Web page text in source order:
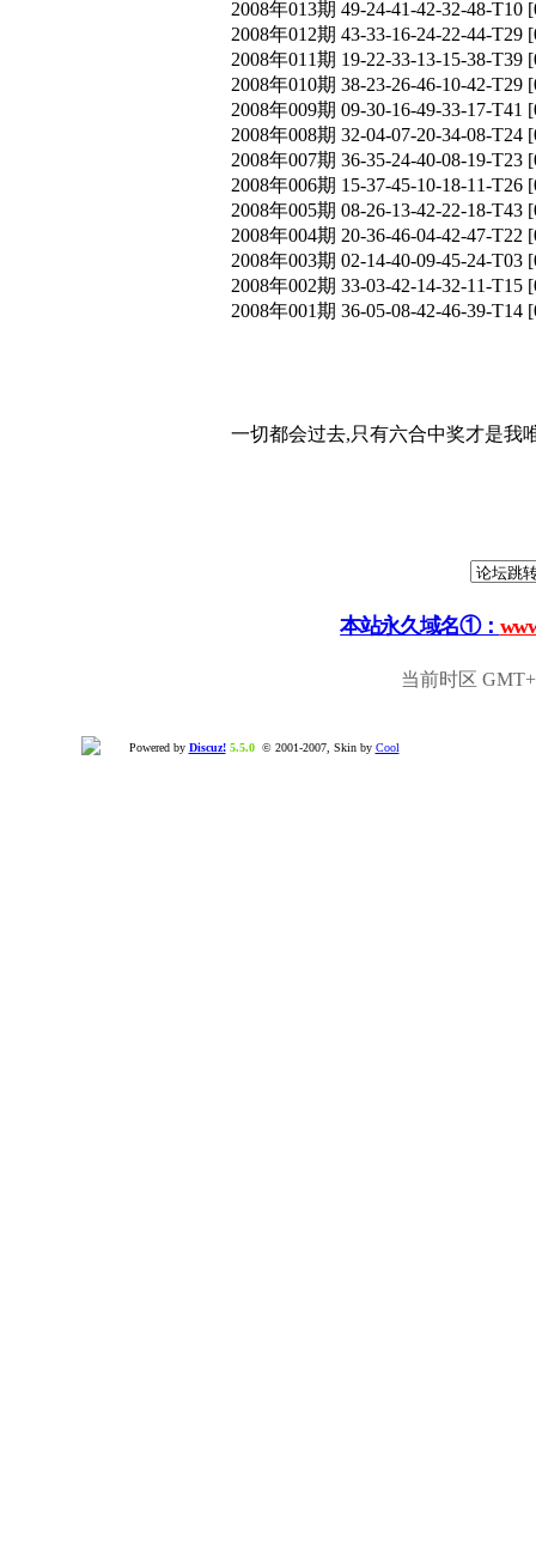
2008年013期 49-24-41-42-32-48-
2008年012期 43-33-16-24-22-44-
2008年011期 19-22-33-13-15-38-
2008年010期 38-23-26-46-10-42-
2008年009期 09-30-16-49-33-17-
2008年008期 32-04-07-20-34-08-
2008年007期 36-35-24-40-08-19-
2008年006期 15-37-45-10-18-11-
2008年005期 08-26-13-42-22-18-
2008年004期 20-36-46-04-42-47-
2008年003期 02-14-40-09-45-24-
2008年002期 33-03-42-14-32-11-
2008年001期 36-05-08-42-46-39-
一切都会过去,只有六合中奖才是我
本站永久域名①：
当前时区
Powered by Discuz! 5.5.0© 2001-2007, Skin by Cool